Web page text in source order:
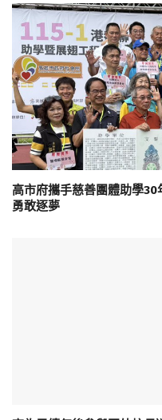
高市府攜手慈善團體助學
勇敢逐夢